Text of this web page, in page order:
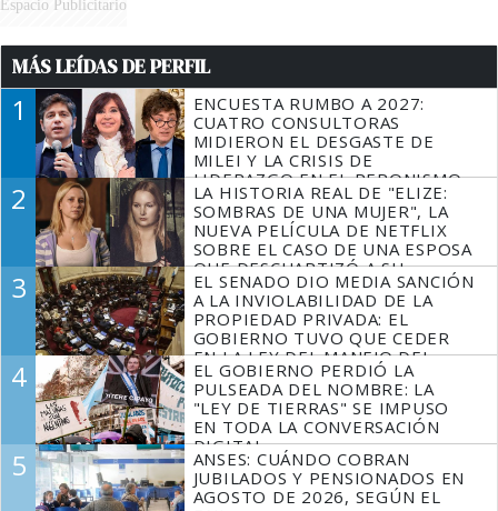
Espacio Publicitario
MÁS LEÍDAS DE PERFIL
1
ENCUESTA RUMBO A 2027:
CUATRO CONSULTORAS
MIDIERON EL DESGASTE DE
MILEI Y LA CRISIS DE
LIDERAZGO EN EL PERONISMO
2
LA HISTORIA REAL DE "ELIZE:
SOMBRAS DE UNA MUJER", LA
NUEVA PELÍCULA DE NETFLIX
SOBRE EL CASO DE UNA ESPOSA
QUE DESCUARTIZÓ A SU
MARIDO
3
EL SENADO DIO MEDIA SANCIÓN
A LA INVIOLABILIDAD DE LA
PROPIEDAD PRIVADA: EL
GOBIERNO TUVO QUE CEDER
EN LA LEY DEL MANEJO DEL
FUEGO
4
EL GOBIERNO PERDIÓ LA
PULSEADA DEL NOMBRE: LA
"LEY DE TIERRAS" SE IMPUSO
EN TODA LA CONVERSACIÓN
DIGITAL
5
ANSES: CUÁNDO COBRAN
JUBILADOS Y PENSIONADOS EN
AGOSTO DE 2026, SEGÚN EL